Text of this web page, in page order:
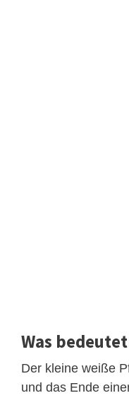
Was
Der kleine weiße
und das Ende